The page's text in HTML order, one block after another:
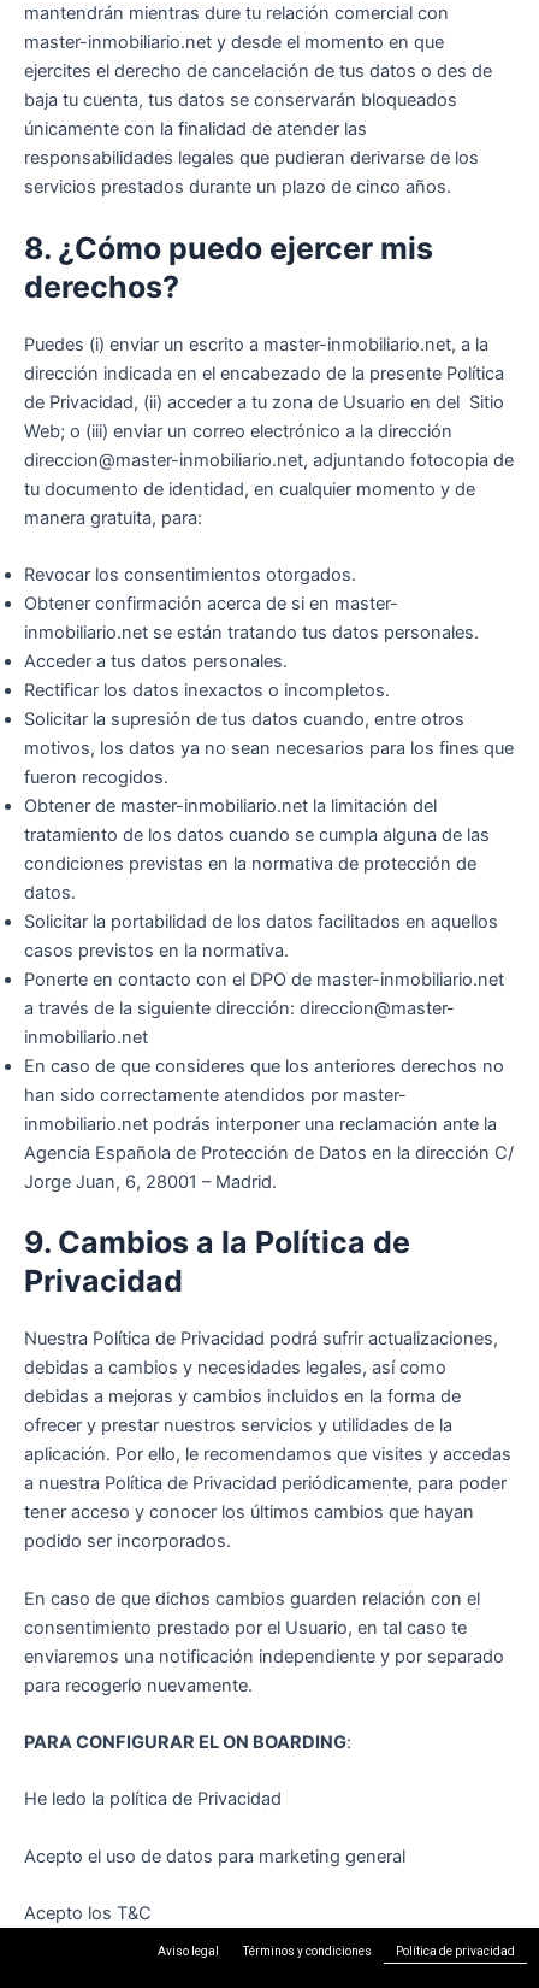
mantendrán mientras dure tu relación comercial con
master-inmobiliario.net y desde el momento en que
ejercites el derecho de cancelación de tus datos o des de
baja tu cuenta, tus datos se conservarán bloqueados
únicamente con la finalidad de atender las
responsabilidades legales que pudieran derivarse de los
servicios prestados durante un plazo de cinco años.
8. ¿Cómo puedo ejercer mis
derechos?
Puedes (i) enviar un escrito a master-inmobiliario.net, a la
dirección indicada en el encabezado de la presente Política
de Privacidad, (ii) acceder a tu zona de Usuario en del Sitio
Web; o (iii) enviar un correo electrónico a la dirección
direccion@master-inmobiliario.net, adjuntando fotocopia de
tu documento de identidad, en cualquier momento y de
manera gratuita, para:
Revocar los consentimientos otorgados.
Obtener confirmación acerca de si en master-
inmobiliario.net se están tratando tus datos personales.
Acceder a tus datos personales.
Rectificar los datos inexactos o incompletos.
Solicitar la supresión de tus datos cuando, entre otros
motivos, los datos ya no sean necesarios para los fines que
fueron recogidos.
Obtener de master-inmobiliario.net la limitación del
tratamiento de los datos cuando se cumpla alguna de las
condiciones previstas en la normativa de protección de
datos.
Solicitar la portabilidad de los datos facilitados en aquellos
casos previstos en la normativa.
Ponerte en contacto con el DPO de master-inmobiliario.net
a través de la siguiente dirección: direccion@master-
inmobiliario.net
En caso de que consideres que los anteriores derechos no
han sido correctamente atendidos por master-
inmobiliario.net podrás interponer una reclamación ante la
Agencia Española de Protección de Datos en la dirección C/
Jorge Juan, 6, 28001 – Madrid.
9. Cambios a la Política de
Privacidad
Nuestra Política de Privacidad podrá sufrir actualizaciones,
debidas a cambios y necesidades legales, así como
debidas a mejoras y cambios incluidos en la forma de
ofrecer y prestar nuestros servicios y utilidades de la
aplicación. Por ello, le recomendamos que visites y accedas
a nuestra Política de Privacidad periódicamente, para poder
tener acceso y conocer los últimos cambios que hayan
podido ser incorporados.
En caso de que dichos cambios guarden relación con el
consentimiento prestado por el Usuario, en tal caso te
enviaremos una notificación independiente y por separado
para recogerlo nuevamente.
PARA CONFIGURAR EL ON BOARDING:
He ledo la política de Privacidad
Acepto el uso de datos para marketing general
Acepto los T&C
Aviso legal Términos y condiciones Política de privacidad